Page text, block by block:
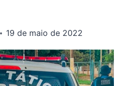
19 de maio de 2022